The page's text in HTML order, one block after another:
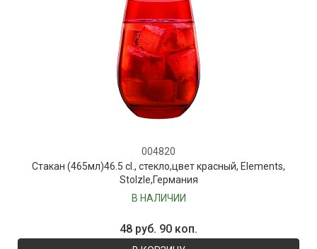
004820
Стакан (465мл)46.5 cl., стекло,цвет красный, Elements,
Stolzle,Германия
В НАЛИЧИИ
48 руб. 90 коп.